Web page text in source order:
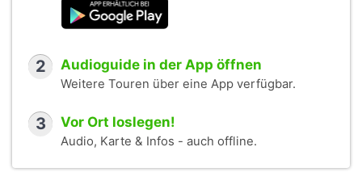
2 Audioguide in der App öffnen
Weitere Touren über eine App verfügbar.
3 Vor Ort loslegen!
Audio, Karte & Infos - auch offline.